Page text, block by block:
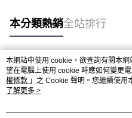
本分類熱銷全站排行
熱門標籤
本網站中使用 cookie，欲查詢有關本
望在電腦上使用 cookie 時應如何變更
權條款 」之 Cookie 聲明。您繼續使用
用條款之 Cookie 聲明使用 cookie。
了解更多 >